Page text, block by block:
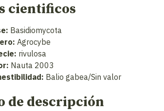
cientificos
Basidiomycota
Agrocybe
rivulosa
Nauta 2003
Balio gabea/Sin valor
de descripción